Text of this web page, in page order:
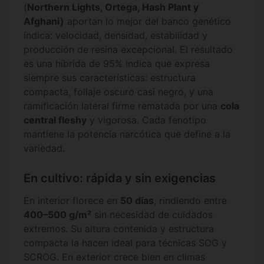
( Northern Lights, Ortega, Hash Plant y
Afghani) aportan lo mejor del banco genético
índica: velocidad, densidad, estabilidad y
producción de resina excepcional. El resultado
es una híbrida de 95% indica que expresa
siempre sus características: estructura
compacta, follaje oscuro casi negro, y una
ramificación lateral firme rematada por una cola
central fleshy y vigorosa. Cada fenotipo
mantiene la potencia narcótica que define a la
variedad.
En cultivo: rápida y sin exigencias
En interior florece en 50 días, rindiendo entre
400–500 g/m² sin necesidad de cuidados
extremos. Su altura contenida y estructura
compacta la hacen ideal para técnicas SOG y
SCROG. En exterior crece bien en climas